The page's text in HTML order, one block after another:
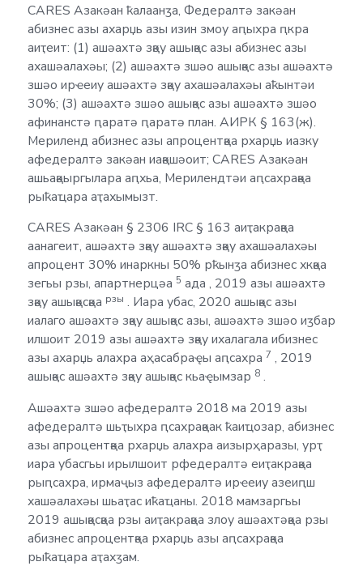
CARES Азакәан ҟалаанӡа, Федералтә закәан
абизнес азы ахарџь азы изин змоу аԥыхра ԥкра
аиҭеит: (1) ашәахтә зқәу ашықәс азы абизнес азы
ахашәалахәы; (2) ашәахтә зшәо ашықәс азы ашәахтә
зшәо ирҽеиу ашәахтә зқәу ахашәалахәы аҟынтәи
30%; (3) ашәахтә зшәо ашықәс азы ашәахтә зшәо
афинанстә ԥаратә ԥаратә план. АИРК § 163(ж).
Мериленд абизнес азы апроцентқәа рхарџь иазку
афедералтә закәан иақәшәоит; CARES Азакәан
ашьақәыргылара аԥхьа, Мерилендтәи аԥсахрақәа
рыҟаҵара аҭахымызт.
CARES Азакәан § 2306 IRC § 163 аиҭакрақәа
аанагеит, ашәахтә зқәу ашәахтә зқәу ахашәалахәы
апроцент 30% инаркны 50% рҟынӡа абизнес хкқәа
зегьы рзы, апартнерцәа 5 ада , 2019 азы ашәахтә
зқәу ашықәсқәа рзы . Иара убас, 2020 ашықәс азы
иалаго ашәахтә зқәу ашықәс азы, ашәахтә зшәо иӡбар
илшоит 2019 азы ашәахтә зқәу ихалагала ибизнес
азы ахарџь алахра аҳасабраҿы аԥсахра 7 , 2019
ашықәс ашәахтә зқәу ашықәс кьаҿымзар 8.
Ашәахтә зшәо афедералтә 2018 ма 2019 азы
афедералтә шьҭыхра ԥсахрақәак ҟаиҵозар, абизнес
азы апроцентқәа рхарџь алахра аизырҳаразы, урҭ
иара убасгьы ирылшоит рфедералтә еиҭакрақәа
рыԥсахра, ирмаҷыз афедералтә ирҽеиу азеиԥш
хашәалахәы шьаҭас иҟаҵаны. 2018 мамзаргьы
2019 ашықәсқәа рзы аиҭакрақәа злоу ашәахтәқәа рзы
абизнес апроцентқәа рхарџь азы аԥсахрақәа
рыҟаҵара аҭахӡам.